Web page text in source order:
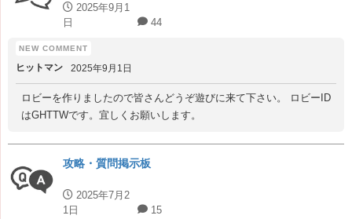
2025年9月1
日
44
ヒットマン 2025年9月1日
ロビーを作りましたので皆さんどうぞ遊びに来て下さい。 ロビーID
はGHTTWです。宜しくお願いします。
攻略・質問掲示板
2025年7月2
1日
15